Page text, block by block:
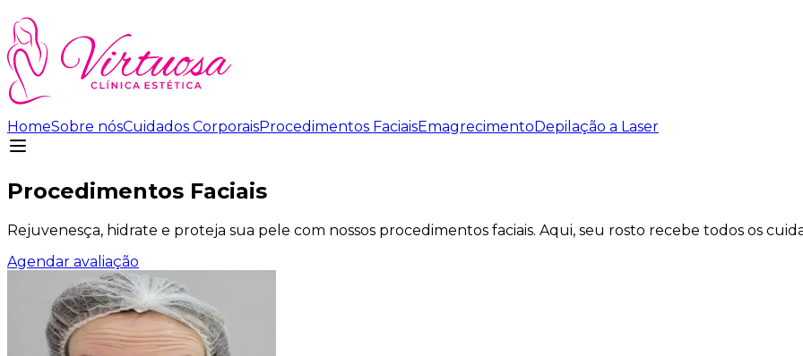
HomeSobre nósCuidados CorporaisProcedimentos FaciaisEmagrecimentoDepilação a Laser
Procedimentos Faciais
Rejuvenesça, hidrate e proteja sua pele com nossos procedimentos faciais. Aqui, seu rosto recebe todos os
Agendar avaliação